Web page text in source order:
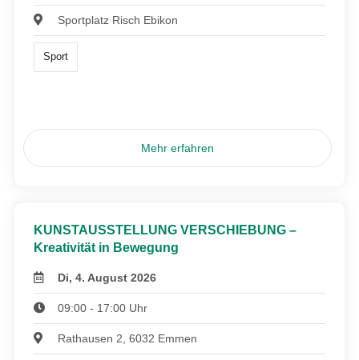
Sportplatz Risch Ebikon
Sport
Mehr erfahren
KUNSTAUSSTELLUNG VERSCHIEBUNG –
Kreativität in Bewegung
Di, 4. August 2026
09:00 - 17:00 Uhr
Rathausen 2, 6032 Emmen